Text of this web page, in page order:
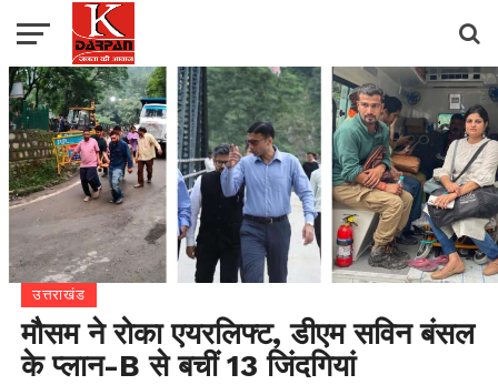
उत्तराखंड
मौसम ने रोका एयरलिफ्ट, डीएम सविन बंसल
के प्लान-B से बचीं 13 जिंदगियां